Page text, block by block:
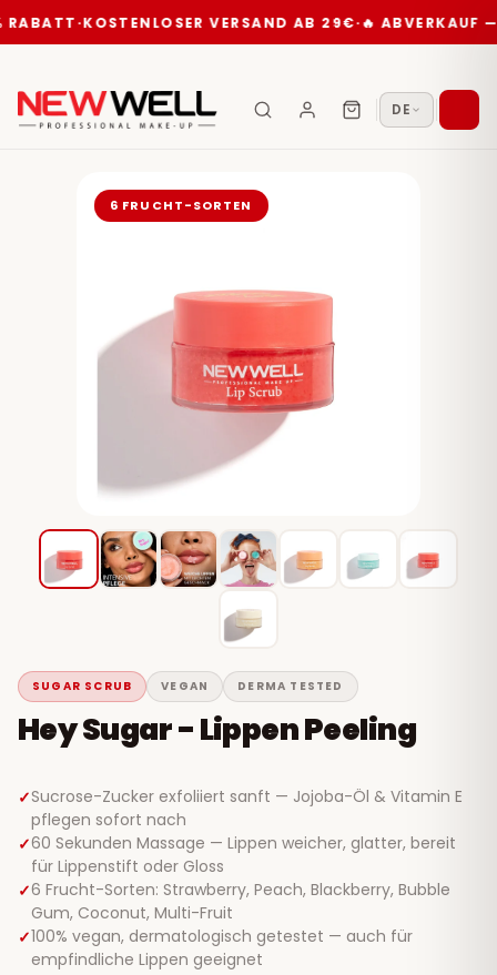
·KOSTENLOSER VERSAND AB 29€ ·🔥 ABVERKAUF —
DE
6 FRUCHT-SORTEN
SUGAR SCRUB VEGAN DERMA TESTED
Hey Sugar - Lippen Peeling
Sucrose-Zucker exfoliiert sanft — Jojoba-Öl & Vitamin E
pflegen sofort nach
60 Sekunden Massage — Lippen weicher, glatter, bereit
für Lippenstift oder Gloss
6 Frucht-Sorten: Strawberry, Peach, Blackberry, Bubble
Gum, Coconut, Multi-Fruit
100% vegan, dermatologisch getestet — auch für
empfindliche Lippen geeignet